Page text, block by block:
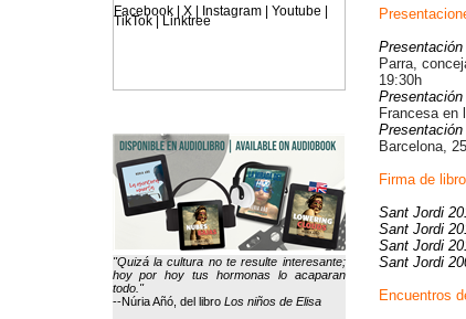
Parra,
19:30h
Francesa en
Barcelona,
Firma de
Sant Jordi
Sant Jordi
Sant Jordi
Sant Jordi
Encuentros
Facebook | X | Instagram | Youtube |
TikTok | Linktree
"Quizá la cultura no te resulte interesante;
hoy por hoy tus hormonas lo acaparan
todo."
--Núria Añó, del libro Los niños de Elisa